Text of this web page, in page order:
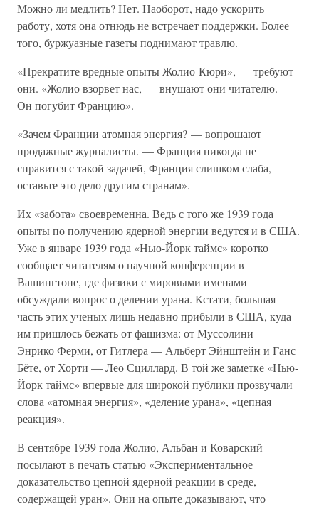
Можно ли медлить? Нет. Наоборот, надо ускорить
работу, хотя она отнюдь не встречает поддержки. Более
того, буржуазные газеты поднимают травлю.
«Прекратите вредные опыты Жолио-Кюри», — требуют
они. «Жолио взорвет нас, — внушают они читателю. —
Он погубит Францию».
«Зачем Франции атомная энергия? — вопрошают
продажные журналисты. — Франция никогда не
справится с такой задачей, Франция слишком слаба,
оставьте это дело другим странам».
Их «забота» своевременна. Ведь с того же 1939 года
опыты по получению ядерной энергии ведутся и в США.
Уже в январе 1939 года «Нью-Йорк таймс» коротко
сообщает читателям о научной конференции в
Вашингтоне, где физики с мировыми именами
обсуждали вопрос о делении урана. Кстати, большая
часть этих ученых лишь недавно прибыли в США, куда
им пришлось бежать от фашизма: от Муссолини —
Энрико Ферми, от Гитлера — Альберт Эйнштейн и Ганс
Бёте, от Хорти — Лео Сциллард. В той же заметке «Нью-
Йорк таймс» впервые для широкой публики прозвучали
слова «атомная энергия», «деление урана», «цепная
реакция».
В сентябре 1939 года Жолио, Альбан и Коварский
посылают в печать статью «Экспериментальное
доказательство цепной ядерной реакции в среде,
содержащей уран». Они на опыте доказывают, что